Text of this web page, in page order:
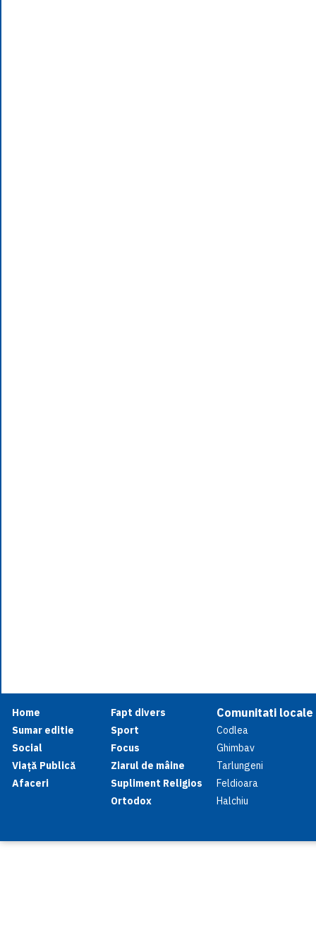
Home
Sumar editie
Social
Viață Publică
Afaceri
Fapt divers
Sport
Focus
Ziarul de mâine
Supliment Religios
Ortodox
Comunitati locale
Codlea
Ghimbav
Tarlungeni
Feldioara
Halchiu